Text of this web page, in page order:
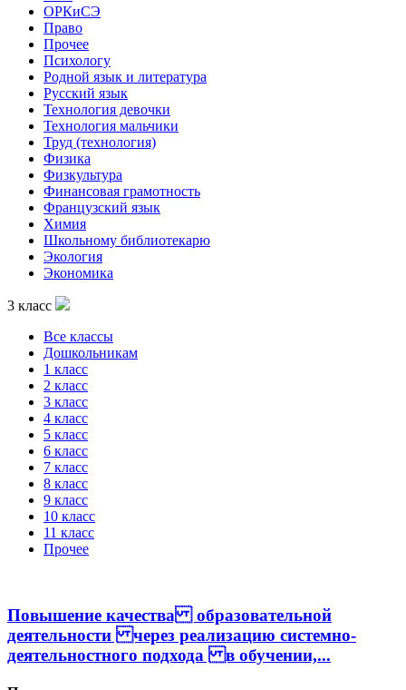
ОРКиСЭ
Право
Прочее
Психологу
Родной язык и литература
Русский язык
Технология девочки
Технология мальчики
Труд (технология)
Физика
Физкультура
Финансовая грамотность
Французский язык
Химия
Школьному библиотекарю
Экология
Экономика
3 класс
Все классы
Дошкольникам
1 класс
2 класс
3 класс
4 класс
5 класс
6 класс
7 класс
8 класс
9 класс
10 класс
11 класс
Прочее
Повышение качества образовательной
деятельности через реализацию системно-
деятельностного подхода в обучении,...